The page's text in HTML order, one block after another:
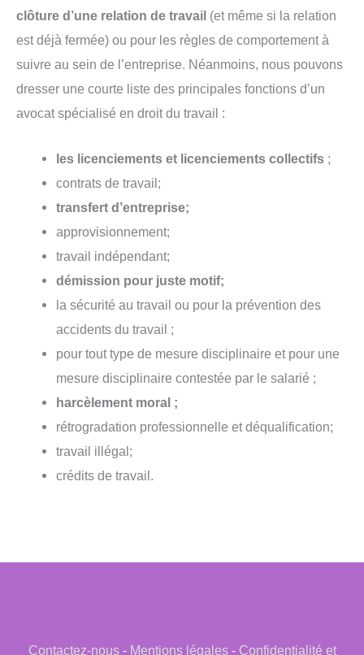
clôture d’une relation de travail (et même si la relation
est déjà fermée) ou pour les règles de comportement à
suivre au sein de l’entreprise. Néanmoins, nous pouvons
dresser une courte liste des principales fonctions d’un
avocat spécialisé en droit du travail :
les licenciements et licenciements collectifs ;
contrats de travail;
transfert d’entreprise;
approvisionnement;
travail indépendant;
démission pour juste motif;
la sécurité au travail ou pour la prévention des
accidents du travail ;
pour tout type de mesure disciplinaire et pour une
mesure disciplinaire contestée par le salarié ;
harcèlement moral ;
rétrogradation professionnelle et déqualification;
travail illégal;
crédits de travail.
Contactez-nous- Mentions légales- Confidentialité et